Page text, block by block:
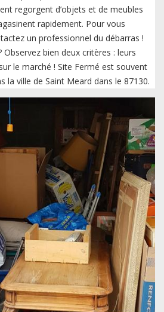
regorgent d’objets et de meubles
rapidement. Pour vous
un professionnel du débarras !
bien deux critères : leurs
le marché ! Site Fermé est souvent
la ville de Saint Meard dans le 87130.